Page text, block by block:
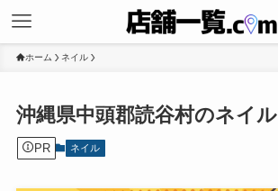
ホーム ネイル
沖縄県中頭郡読谷村のネイル
PR ネイル